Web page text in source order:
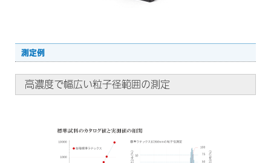
測定例
高濃度で幅広い粒子径範囲の測定